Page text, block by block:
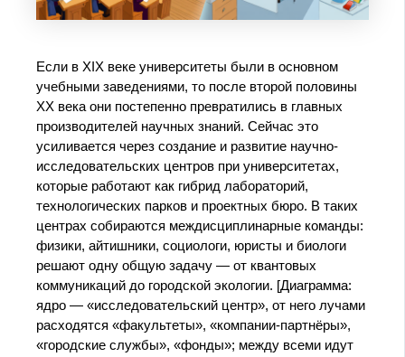
Если в XIX веке университеты были в основном
учебными заведениями, то после второй половины
XX века они постепенно превратились в главных
производителей научных знаний. Сейчас это
усиливается через создание и развитие научно-
исследовательских центров при университетах,
которые работают как гибрид лабораторий,
технологических парков и проектных бюро. В таких
центрах собираются междисциплинарные команды:
физики, айтишники, социологи, юристы и биологи
решают одну общую задачу — от квантовых
коммуникаций до городской экологии. [Диаграмма:
ядро — «исследовательский центр», от него лучами
расходятся «факультеты», «компании‑партнёры»,
«городские службы», «фонды»; между всеми идут